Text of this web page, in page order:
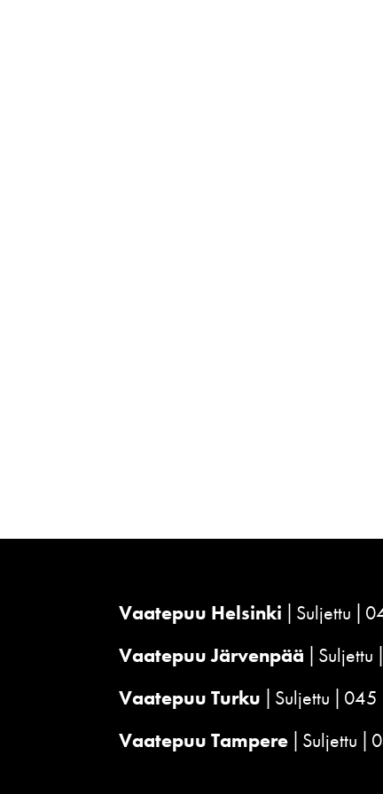
Vaatepuu Helsinki Suljettu
Vaatepuu Järvenpää
Suljettu
Vaatepuu Turku
Suljettu 045
Vaatepuu Tampere Suljettu